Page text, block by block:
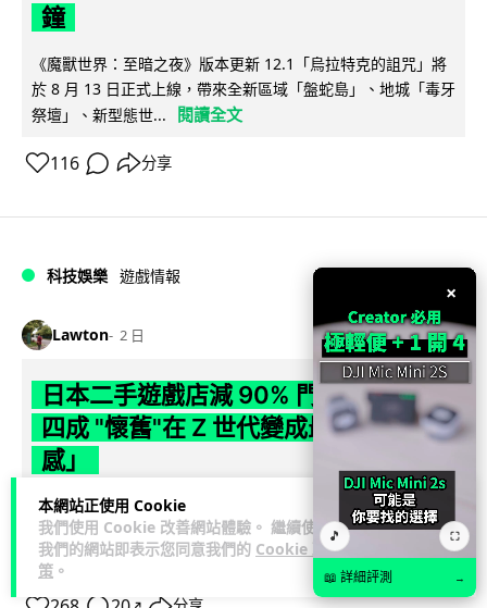
本網站正使用 Cookie
我們使用 Cookie 改善網站體驗。 繼續使用
我們的網站即表示您同意我們的 Cookie 政
策 。
鐘
《魔獸世界：至暗之夜》版本更新 12.1「烏拉特克的詛咒」將
於 8 月 13 日正式上線，帶來全新區域「盤蛇島」、地城「毒牙
祭壇」、新型態世...
閱讀全文
116 分享
科技娛樂 遊戲情報
Lawton 2 日
日本二手遊戲店減 90% 門市 業績反增
四成 "懷舊"在 Z 世代變成最潮「新鮮
感」
日本零售巨頭 GEO 將懷舊遊戲銷售門市從 1,000 間大幅減至
99 間，但銷售額卻不降反升至過往的 1.4 倍。做到「減店增
收」奇蹟，... 閱讀全文
×
🎵 ⛶
📖 詳細評測 →